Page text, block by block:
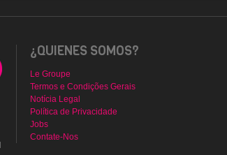
¿QUIENES SOMOS?
Le Groupe
Termos e Condições Gerais
Notícia Legal
Política de Privacidade
Jobs
Contate-Nos